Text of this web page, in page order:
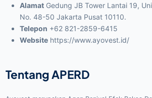
Alamat Gedung JB Tower Lantai 19,
No. 48-50 Jakarta Pusat 10110.
Telepon +62 821-2859-6415
Website https://www.ayovest.id/
Tentang APERD